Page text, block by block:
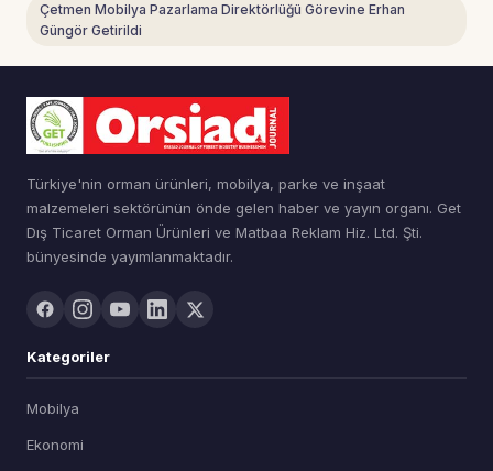
Çetmen Mobilya Pazarlama Direktörlüğü Görevine Erhan
Güngör Getirildi
Türkiye'nin orman ürünleri, mobilya, parke ve inşaat
malzemeleri sektörünün önde gelen haber ve yayın organı. Get
Dış Ticaret Orman Ürünleri ve Matbaa Reklam Hiz. Ltd. Şti.
bünyesinde yayımlanmaktadır.
Kategoriler
Mobilya
Ekonomi